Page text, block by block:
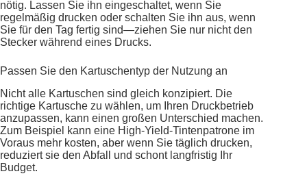
nötig. Lassen Sie ihn eingeschaltet, wenn Sie
regelmäßig drucken oder schalten Sie ihn aus, wenn
Sie für den Tag fertig sind—ziehen Sie nur nicht den
Stecker während eines Drucks.
Passen Sie den Kartuschentyp der Nutzung an
Nicht alle Kartuschen sind gleich konzipiert. Die
richtige Kartusche zu wählen, um Ihren Druckbetrieb
anzupassen, kann einen großen Unterschied machen.
Zum Beispiel kann eine High-Yield-Tintenpatrone im
Voraus mehr kosten, aber wenn Sie täglich drucken,
reduziert sie den Abfall und schont langfristig Ihr
Budget.